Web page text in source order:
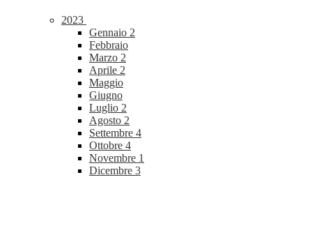
2023
Gennaio 2
Febbraio
Marzo 2
Aprile 2
Maggio
Giugno
Luglio 2
Agosto 2
Settembre 4
Ottobre 4
Novembre 1
Dicembre 3